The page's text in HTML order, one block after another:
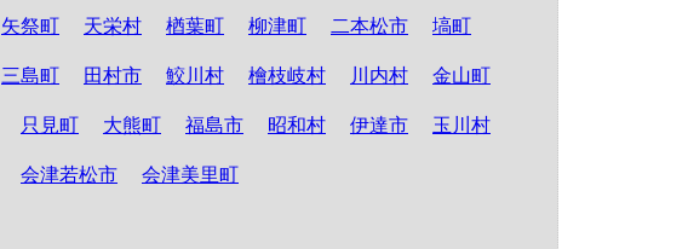
矢祭町 天栄村 楢葉町 柳津町 二本松市 塙町
三島町 田村市 鮫川村 檜枝岐村 川内村 金山町
只見町 大熊町 福島市 昭和村 伊達市 玉川村
会津若松市 会津美里町